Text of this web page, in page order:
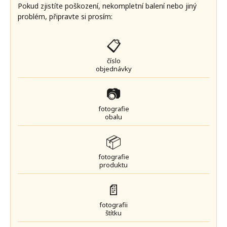
Pokud zjistíte poškození, nekompletní balení nebo jiný
problém, připravte si prosím:
📋
číslo
objednávky
📷
fotografie
obalu
📦
fotografie
produktu
📄
fotografii
štítku